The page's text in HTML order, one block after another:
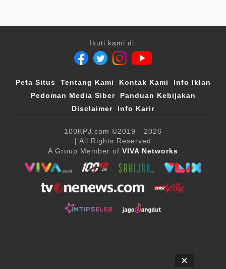
Ikuti kami di:
Peta Situs Tentang Kami Kontak Kami
Info Iklan
Pedoman Media Siber
Panduan Kebijakan
Disclaimer
Info Karir
100KPJ.com ©2019 - 2026
| All Rights Reserved
A Group Member of VIVA Networks